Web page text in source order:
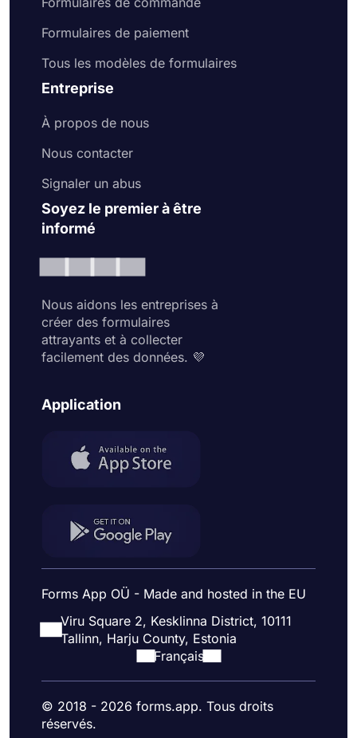
Formulaires de paiement
Tous les modèles de formulaires
Entreprise
À propos de nous
Nous contacter
Signaler un abus
Soyez le premier à être
informé
Nous aidons les entreprises à
créer des formulaires
attrayants et à collecter
facilement des données. 💜
Application
Forms App OÜ - Made and hosted in the EU
Viru Square 2, Kesklinna District, 10111
Tallinn, Harju County, Estonia
Français
© 2018 - 2026 forms.app. Tous droits
réservés.